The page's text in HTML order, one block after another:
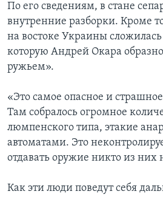
По его сведениям, в стане
внутренние разборки. Кроме
на востоке Украины сложилась
которую Андрей Окара
ружьем».
«Это самое опасное и
Там собралось огромное
люмпенского типа, этакие
автоматами. Это
отдавать оружие никто из них
Как эти люди поведут себя